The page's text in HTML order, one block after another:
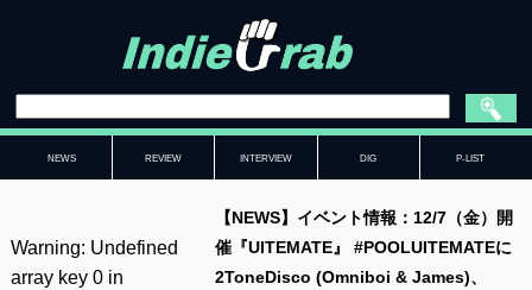
NEWS REVIEW INTERVIEW DIG P-LIST
Warning: Undefined
array key 0 in
【NEWS】イベント情報：12/7（金）開
催『UITEMATE』 #POOLUITEMATEに
2ToneDisco (Omniboi & James)、